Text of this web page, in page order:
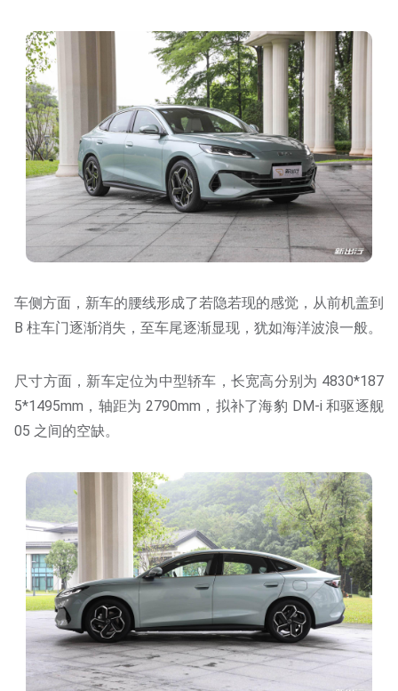
车侧方面，新车的腰线形成了若隐若现的感觉，从前机盖到
B 柱车门逐渐消失，至车尾逐渐显现，犹如海洋波浪一般。
尺寸方面，新车定位为中型轿车，长宽高分别为 4830*187
5*1495mm，轴距为 2790mm，拟补了海豹 DM-i 和驱逐舰
05 之间的空缺。